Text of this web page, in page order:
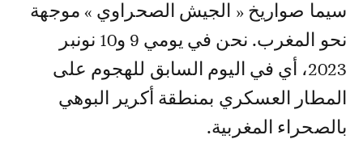
سيما صواريخ « الجيش الصحراوي » موجهة
نحو المغرب. نحن في يومي 9 و10 نونبر
2023، أي في اليوم السابق للهجوم على
المطار العسكري بمنطقة أكرير البوهي
بالصحراء المغربية.